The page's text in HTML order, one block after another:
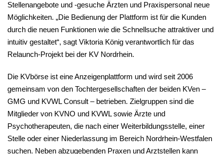
Stellenangebote und -gesuche Ärzten und Praxispersonal neue
Möglichkeiten. „Die Bedienung der Plattform ist für die Kunden
durch die neuen Funktionen wie die Schnellsuche attraktiver und
intuitiv gestaltet“, sagt Viktoria König verantwortlich für das
Relaunch-Projekt bei der KV Nordrhein.
Die KVbörse ist eine Anzeigenplattform und wird seit 2006
gemeinsam von den Tochtergesellschaften der beiden KVen –
GMG und KVWL Consult – betrieben. Zielgruppen sind die
Mitglieder von KVNO und KVWL sowie Ärzte und
Psychotherapeuten, die nach einer Weiterbildungsstelle, einer
Stelle oder einer Niederlassung im Bereich Nordrhein-Westfalen
suchen. Neben abzugebenden Praxen und Arztstellen kann